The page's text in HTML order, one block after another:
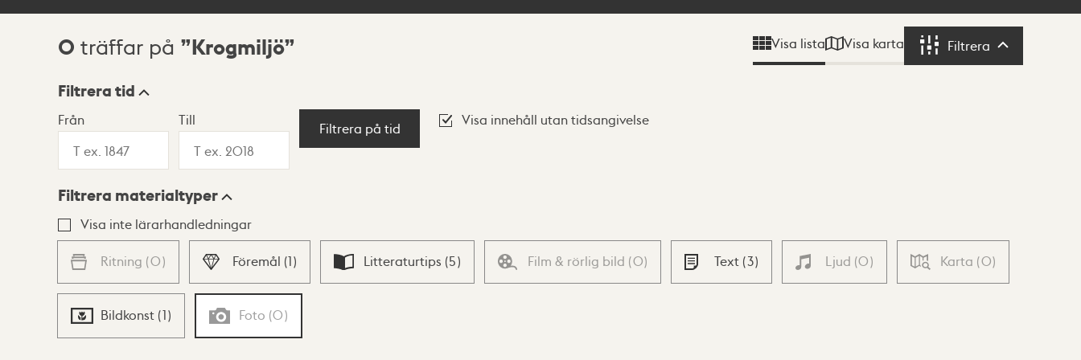
Sökresultat
0 träffar på Krogmiljö Visa lista Visa karta Filtrera Filtrera
Visningsläge
Lista Karta
Filtrera tid
Från Till
Filtrera på tid
Visa innehåll utan tidsangivelse
Filtrera materialtyper
Visa inte lärarhandledningar
Ritning (0) Föremål (1) Litteraturtips (5) Film & rörlig bild (0) Text (3) Ljud (0) Karta (0)
Bildkonst (1) Foto (0)